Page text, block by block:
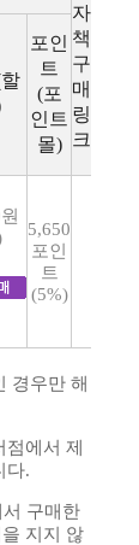
자
책
구
매
링
크
포인
트
(포
인트
몰)
5,650
포인
트
(5%)
경우만 해
점에서 제
다.
서 구매한
지지 않